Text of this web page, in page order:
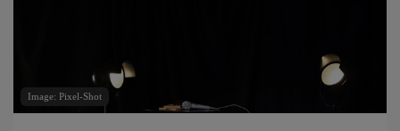
Image: Pixel-Shot